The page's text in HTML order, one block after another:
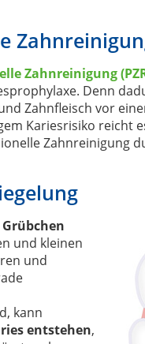
Zahnreinigung
Denn
Zahnfleisch vor
Kariesrisiko reicht
Zahnreinigung
und kleinen
und
kann
entstehen,